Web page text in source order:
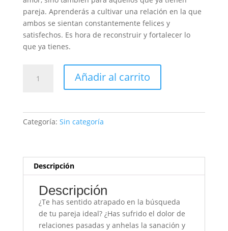
pareja. Aprenderás a cultivar una relación en la que
ambos se sientan constantemente felices y
satisfechos. Es hora de reconstruir y fortalecer lo
que ya tienes.
atraer
ideal
corazón?
cantidad
Añadir al carrito
Categoría: Sin categoría
Descripción
Descripción
¿Te has sentido atrapado en la búsqueda
de tu pareja ideal? ¿Has sufrido el dolor de
relaciones pasadas y anhelas la sanación y